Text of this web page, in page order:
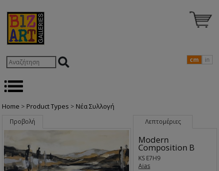
cm in
Home > Product Types > Nέα Συλλογή
Προβολή Λεπτομέριες
Modern
Composition B
KS E7H9
Aias